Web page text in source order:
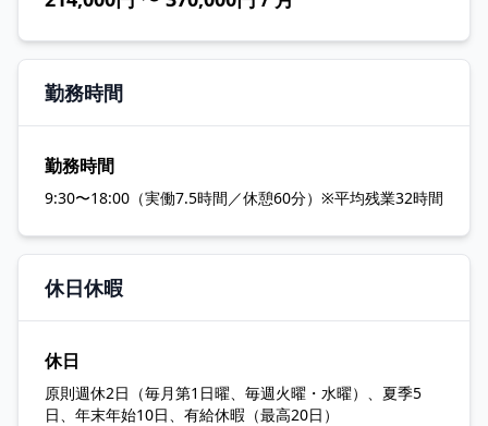
勤務時間
勤務時間
9:30〜18:00（実働7.5時間／休憩60分）※平均残業32時間
休日休暇
休日
原則週休2日（毎月第1日曜、毎週火曜・水曜）、夏季5
日、年末年始10日、有給休暇（最高20日）